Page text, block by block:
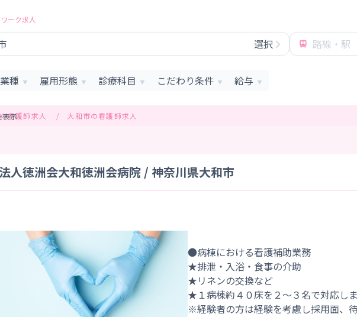
ーク求人
選択 路線・駅
業種 ▼ 雇用形態 ▼ 診療科目 ▼ こだわり条件 ▼ 給与 ▼
看護師求人 大和市の看護師求人
表示
人徳洲会大和徳洲会病院 / 神奈川県大和市
●病棟における看護補助業務
★排泄・入浴・食事の介助
★リネンの交換など
★１病棟約４０床を２～３名で対応し
※経験者の方は経験を考慮し採用面、